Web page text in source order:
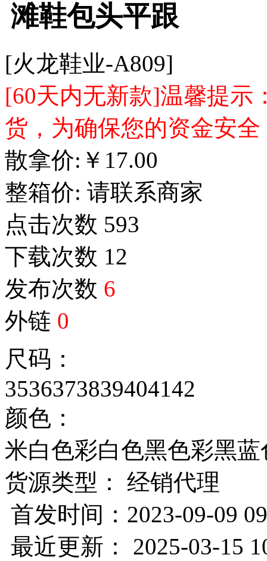
滩鞋包头平跟
[火龙鞋业-A809]
[60天内无新款]温馨提示
货，为确保您的资金安
散拿价: ￥ 17.00
整箱价: 请联系商家
点击次数 593
下载次数 12
发布次数 6
外链 0
尺码：
3536373839404142
颜色：
米白色彩白色黑色彩黑蓝
货源类型： 经销代理
首发时间：2023-09-09
最近更新： 2025-03-15